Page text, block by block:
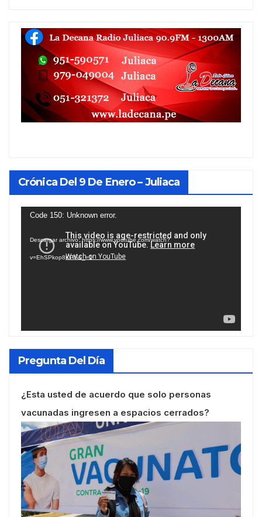
Crónica Del 9 De Enero – Juliaca
Reproductor
vídeo
Code 150: Unknown error.
Descargar archivo: https://www.youtube.com/watch?
v=EhSPkop8KPY&_=1
Pregunta Del Día
¿Esta usted de acuerdo que solo personas
vacunadas ingresen a espacios cerrados?